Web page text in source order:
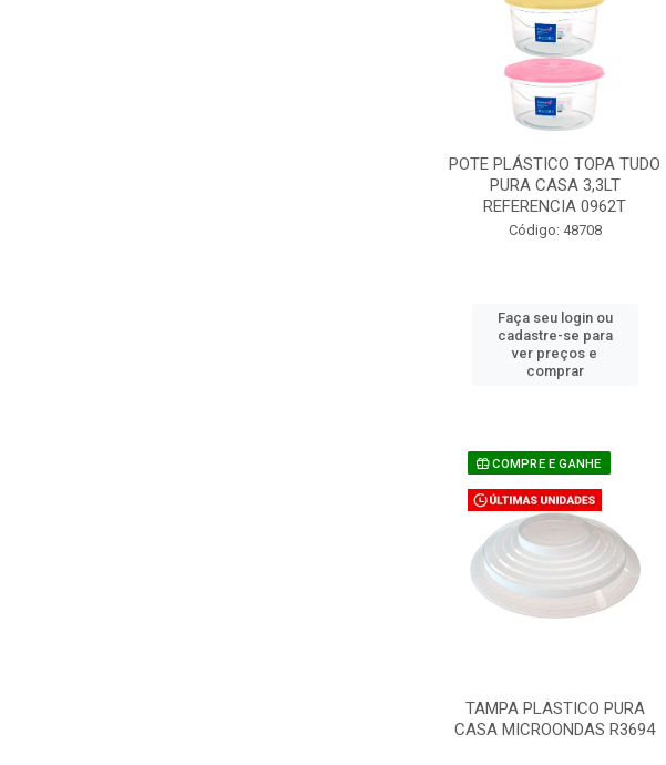
POTE PLÁSTICO TOPA TUDO
PURA CASA 3,3LT
REFERENCIA 0962T
Código: 48708
Faça seu login ou
cadastre-se para
ver preços e
comprar
COMPRE E GANHE
TAMPA PLASTICO PURA
CASA MICROONDAS R3694